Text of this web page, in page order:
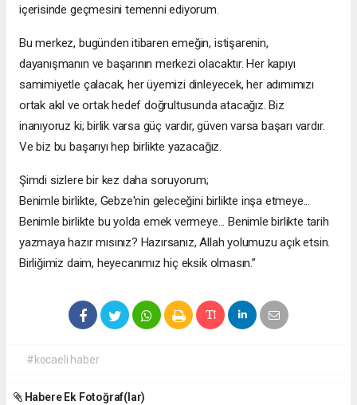
içerisinde geçmesini temenni ediyorum.
Bu merkez, bugünden itibaren emeğin, istişarenin,
dayanışmanın ve başarının merkezi olacaktır. Her kapıyı
samimiyetle çalacak, her üyemizi dinleyecek, her adımımızı
ortak akıl ve ortak hedef doğrultusunda atacağız. Biz
inanıyoruz ki; birlik varsa güç vardır, güven varsa başarı vardır.
Ve biz bu başarıyı hep birlikte yazacağız.
Şimdi sizlere bir kez daha soruyorum;
Benimle birlikte, Gebze'nin geleceğini birlikte inşa etmeye...
Benimle birlikte bu yolda emek vermeye... Benimle birlikte tarih
yazmaya hazır mısınız? Hazırsanız, Allah yolumuzu açık etsin.
Birliğimiz daim, heyecanımız hiç eksik olmasın.”
#kocaeli haber
Habere Ek Fotoğraf(lar)